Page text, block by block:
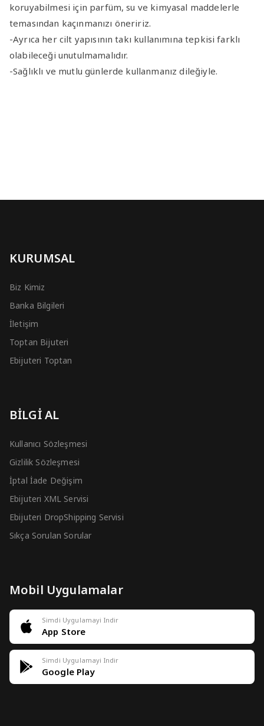
koruyabilmesi için parfüm, su ve kimyasal maddelerle
temasından kaçınmanızı öneririz.
-Ayrıca her cilt yapısının takı kullanımına tepkisi farklı
olabileceği unutulmamalıdır.
-Sağlıklı ve mutlu günlerde kullanmanız dileğiyle.
KURUMSAL
Biz Kimiz
Banka Bilgileri
İletişim
Toptan Bijuteri
Ebijuteri Toptan
BİLGİ AL
Kullanıcı Sözleşmesi
Gizlilik Sözleşmesi
İptal İade Değişim
Ebijuteri XML Servisi
Ebijuteri DropShipping Servisi
Sıkça Sorulan Sorular
Mobil Uygulamalar
Simdi Uygulamayi Indir
App Store
Simdi Uygulamayi Indir
Google Play